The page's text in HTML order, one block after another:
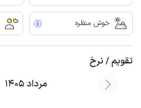
خوش منظره
تقویم / نرخ
مرداد 1405